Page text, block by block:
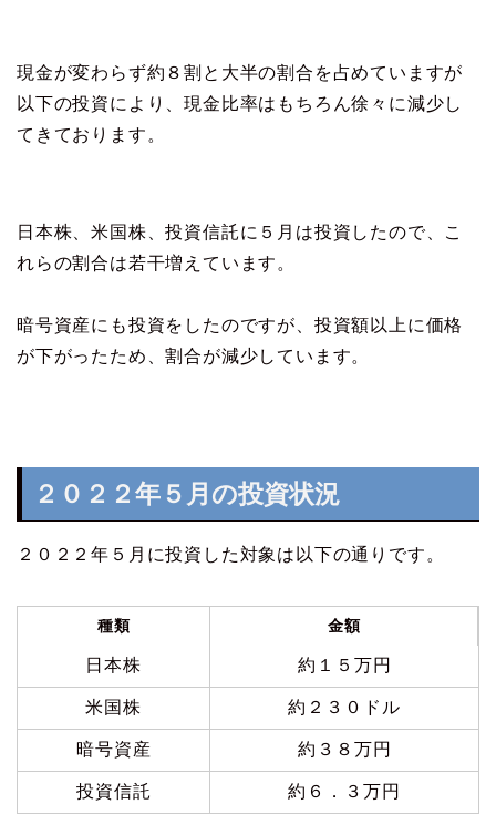
現金が変わらず約８割と大半の割合を占めていますが
以下の投資により、現金比率はもちろん徐々に減少し
てきております。
日本株、米国株、投資信託に５月は投資したので、こ
れらの割合は若干増えています。
暗号資産にも投資をしたのですが、投資額以上に価格
が下がったため、割合が減少しています。
２０２２年５月の投資状況
２０２２年５月に投資した対象は以下の通りです。
種類 金額
日本株 約１５万円
米国株 約２３０ドル
暗号資産 約３８万円
投資信託 約６．３万円